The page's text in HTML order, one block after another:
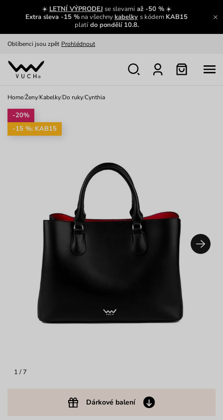
☀️ LETNÍ VÝPRODEJ se slevamiaž -50 %☀️
Extra sleva -15 % na všechnykabelky s kódem KAB15
platído pondělí 10.8.
Výměna a vrácení zdarma Zobrazit
Prohlédnout
Nech se inspirovat Ukázat
Home/Ženy/Kabelky/Do ruky/Cynthia
1 / 7
Dárkové balení
-20%
-15 %: KAB15